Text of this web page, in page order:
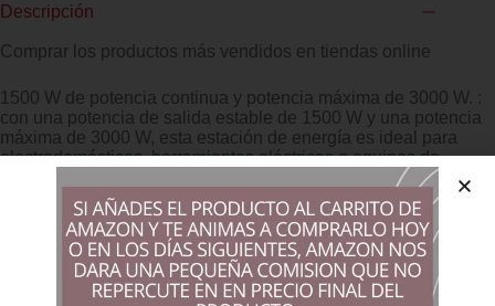
Descripción
Comprar los productos más vendidos en tiendas online
1500 W de potencia continua y potencia máxima de 3000 W. :
con una potencia de salida estable de 1500 W y una potencia
máxima de 3000 W, esta estación de energía es ideal para
electrodomésticos, herramientas eléctricas o equipos de
camping. 1102,5 Wh de capacidad para uso a largo plazo. :
con una capacidad de 1102,5 Wh, la estación de energía
proporciona horas de energía, ideal para aventuras al aire
libre, cortes de energía o trabajos al aire libre. Puede cargar
teléfonos inteligentes más de 80 veces, ejecutar un ordenador
portátil durante 15 horas o una nevera durante 15 horas, fiable
y portátil. Batería LiFeMnPO4 con más de 3000 ciclos de